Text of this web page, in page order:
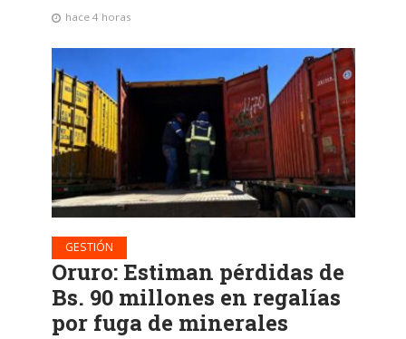
hace 4 horas
GESTIÓN
Oruro: Estiman pérdidas de
Bs. 90 millones en regalías
por fuga de minerales